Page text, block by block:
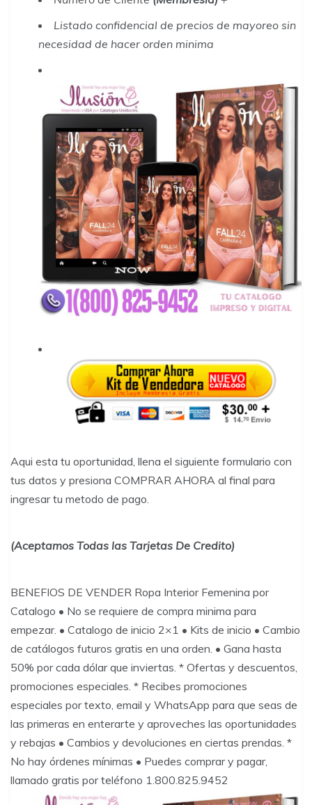
Listado confidencial de precios de mayoreo sin
necesidad de hacer orden minima
Aqui esta tu oportunidad, llena el siguiente formulario con
tus datos y presiona COMPRAR AHORA al final para
ingresar tu metodo de pago.
(Aceptamos Todas las Tarjetas De Credito)
BENEFIOS DE VENDER Ropa Interior Femenina por
Catalogo • No se requiere de compra minima para
empezar. • Catalogo de inicio 2×1 • Kits de inicio • Cambio
de catálogos futuros gratis en una orden. • Gana hasta
50% por cada dólar que inviertas. * Ofertas y descuentos,
promociones especiales. * Recibes promociones
especiales por texto, email y WhatsApp para que seas de
las primeras en enterarte y aproveches las oportunidades
y rebajas • Cambios y devoluciones en ciertas prendas. *
No hay órdenes mínimas • Puedes comprar y pagar,
llamado gratis por teléfono 1.800.825.9452